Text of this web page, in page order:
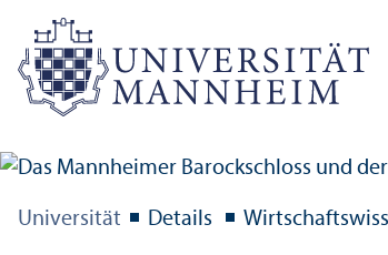
Universität Details